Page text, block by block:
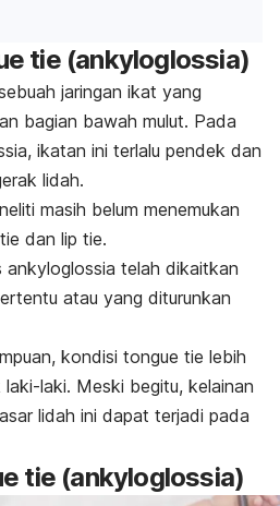
tie(ankyloglossia)
jaringan ikat yang
bagian bawah mulut. Pada
ikatan ini terlalu pendek dan
lidah.
masih belum menemukan
dan lip tie.
ankyloglossia telah dikaitkan
atau yang diturunkan
kondisi tongue tie lebih
laki. Meski begitu, kelainan
lidah ini dapat terjadi pada
tie (ankyloglossia)